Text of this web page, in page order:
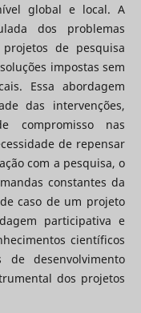
global e local. A
dos problemas
de pesquisa
impostas sem
Essa abordagem
das intervenções,
compromisso nas
de repensar
com a pesquisa, o
constantes da
caso de um projeto
participativa e
científicos
desenvolvimento
dos projetos